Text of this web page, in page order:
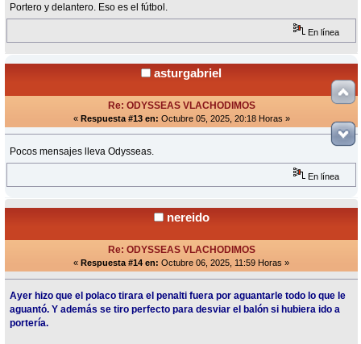
Portero y delantero. Eso es el fútbol.
En línea
asturgabriel
Re: ODYSSEAS VLACHODIMOS
« Respuesta #13 en: Octubre 05, 2025, 20:18 Horas »
Pocos mensajes lleva Odysseas.
En línea
nereido
Re: ODYSSEAS VLACHODIMOS
« Respuesta #14 en: Octubre 06, 2025, 11:59 Horas »
Ayer hizo que el polaco tirara el penalti fuera por aguantarle todo lo que le
aguantó. Y además se tiro perfecto para desviar el balón si hubiera ido a
portería.